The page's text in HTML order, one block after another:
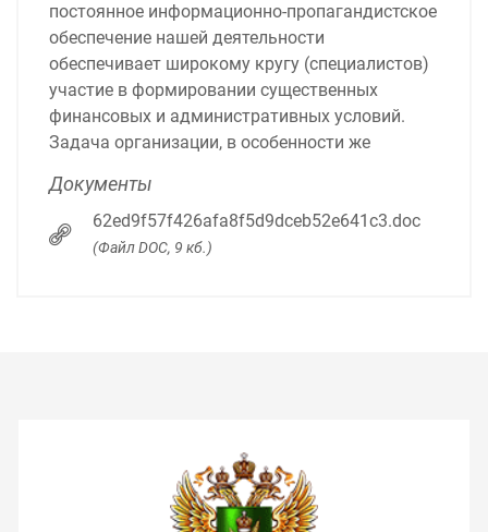
постоянное информационно-пропагандистское
обеспечение нашей деятельности
обеспечивает широкому кругу (специалистов)
участие в формировании существенных
финансовых и административных условий.
Задача организации, в особенности же
Документы
62ed9f57f426afa8f5d9dceb52e641c3.doc
(Файл DOC, 9 кб.)